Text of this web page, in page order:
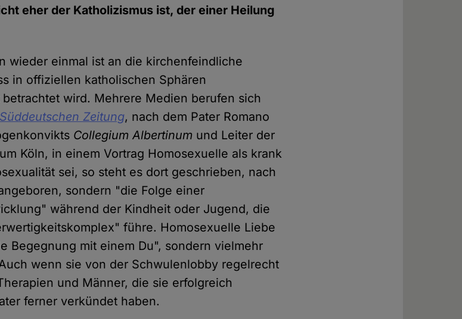
eher der Katholizismus ist, der einer Heilung
wieder einmal ist an die kirchenfeindliche
in offiziellen katholischen Sphären
wird. Mehrere Medien berufen sich
Süddeutschen Zeitung, nach dem Pater Romano
Collegium Albertinum und Leiter der
Köln, in einem Vortrag Homosexuelle als krank
sei, so steht es dort geschrieben, nach
sondern "die Folge einer
während der Kindheit oder Jugend, die
führe. Homosexuelle Liebe
Begegnung mit einem Du", sondern vielmehr
wenn sie von der Schwulenlobby regelrecht
und Männer, die sie erfolgreich
ferner verkündet haben.